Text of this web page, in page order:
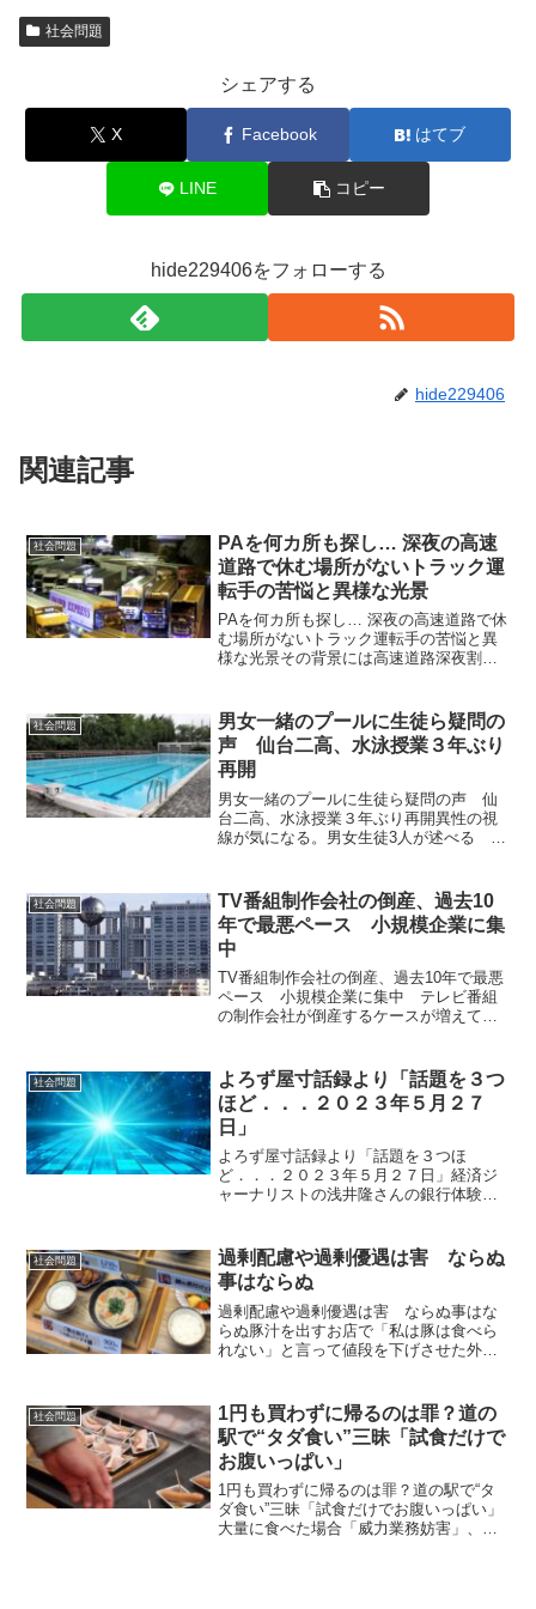
社会問題
シェアする
X Facebook はてブ
LINE コピー
hide229406をフォローする
hide229406
関連記事
社会問題
PAを何カ所も探し… 深夜の高速
道路で休む場所がないトラック運
転手の苦悩と異様な光景
PAを何カ所も探し… 深夜の高速道路で休
む場所がないトラック運転手の苦悩と異
様な光景その背景には高速道路深夜割引
ていることが問題となっている。サービ
スエリア（SA）やパ...
社会問題
男女一緒のプールに生徒ら疑問の
声 仙台二高、水泳授業３年ぶり
再開
男女一緒のプールに生徒ら疑問の声 仙
台二高、水泳授業３年ぶり再開異性の視
線が気になる。男女生徒3人が述べる ７
ら、再開を疑問視する声が「読者ととも
に 特別報道室」に寄せ...
社会問題
TV番組制作会社の倒産、過去10
年で最悪ペース 小規模企業に集
中
TV番組制作会社の倒産、過去10年で最悪
ペース 小規模企業に集中 テレビ番組
の制作会社が倒産するケースが増えてい
較して2.3倍のペースであることが分かっ
た。過...
社会問題
よろず屋寸話録より「話題を３つ
ほど．．．２０２３年５月２７
日」
よろず屋寸話録より「話題を３つほ
ど．．．２０２３年５月２７日」経済ジ
ャーナリストの浅井隆さんの銀行体験
は終わった！？ 今から１０数年ほど前
のことですが、私はまとまった金...
社会問題
過剰配慮や過剰優遇は害 ならぬ
事はならぬ
過剰配慮や過剰優遇は害 ならぬ事はな
らぬ豚汁を出すお店で「私は豚は食べら
れない」と言って値段を下げさせた外人
です。 日本人特有の思いやり、配慮、優
しさの表れなのかも知れ...
社会問題
1円も買わずに帰るのは罪？道の
駅で“タダ食い”三昧「試食だけで
お腹いっぱい」
1円も買わずに帰るのは罪？道の駅で“タ
ダ食い”三昧「試食だけでお腹いっぱい」
大量に食べた場合「威力業務妨害」、